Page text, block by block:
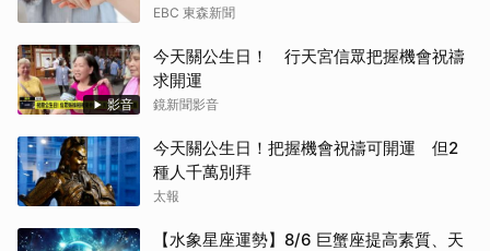
EBC 東森新聞
影音
今天關公生日！ 行天宮信眾把握機會祝禱
求開運
鏡新聞影音
今天關公生日！把握機會祝禱可開運 但2
種人千萬別拜
太報
【水象星座運勢】8/6 巨蟹座提高素質、天